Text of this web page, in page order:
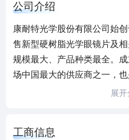
公司介绍
康耐特光学股份有限公司始
售新型硬树脂光学眼镜片及
规模最大、产品种类最全。
场中国最大的供应商之一，
之一。公司作为国内眼镜行
展
工商信息